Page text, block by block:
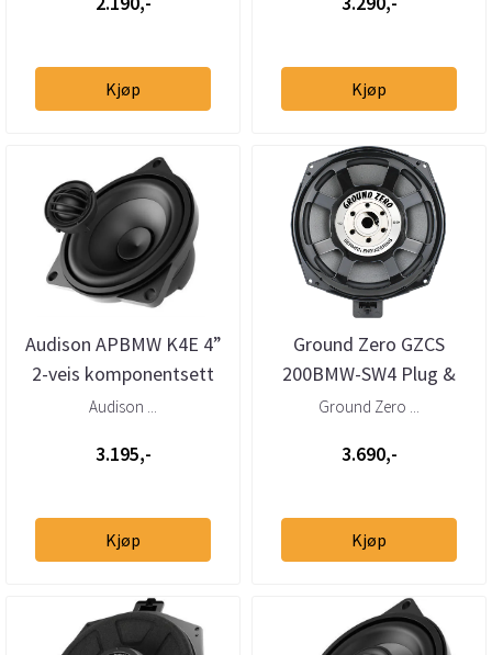
Kjøp Kjøp
Audison APBMW K4E 4”
2-veis komponentsett
for BMW/Mini stor kurv
Audison ...
3.195,-
Kjøp
Ground Zero GZCS
200BMW-SW4 Plug &
Play 8" basskit til BMW
Ground Zero ...
3.690,-
Kjøp